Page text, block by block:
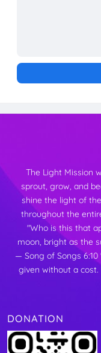
The Light Mission
sprout, grow, and
shine the light of
throughout the
"Who is this that
moon, bright as the
— Song of Songs 6:10
given without a
DONATION